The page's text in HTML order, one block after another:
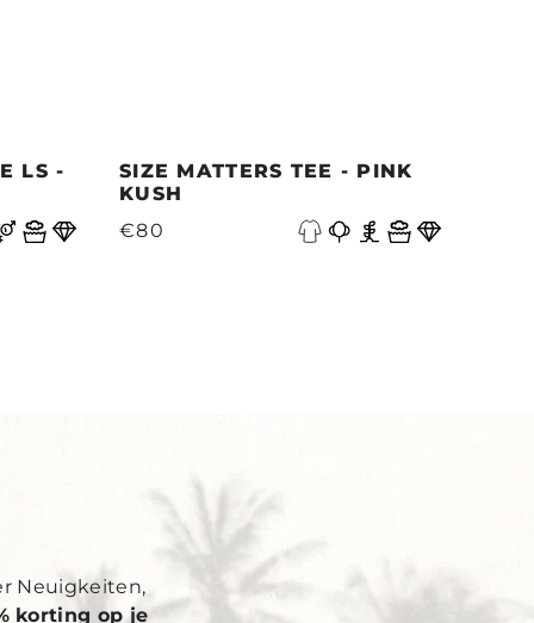
LS -
SIZE MATTERS TEE - PINK
KUSH
€80
Neuigkeiten,
korting op je